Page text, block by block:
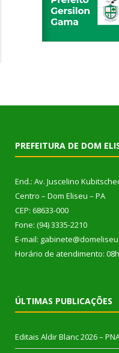
PREFEITURA DE DOM
End.: Av. Juscelino
Centro – Dom Eliseu – PA
CEP: 68633-000
Fone: (94) 3335-2210
E-mail:
Horário de atendimento:
ÚLTIMAS PUBLICAÇÕES
Editais Aldir Blanc 2026 –